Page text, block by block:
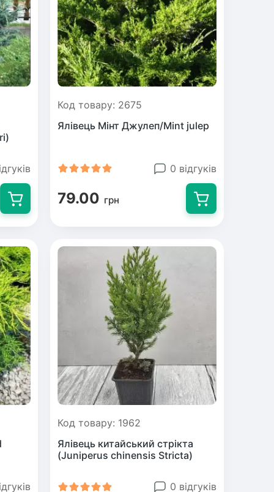
Код товару: 2675
Ялівець Мінт Джулеп/Mint julep
0 відгуків
79.00 грн
Код товару: 1962
Ялівець китайський стрікта
(Juniperus chinensis Stricta)
0 відгуків